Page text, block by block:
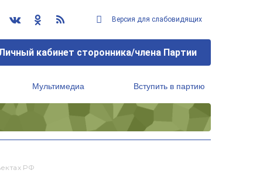
Версия для слабовидящих
кабинет сторонника/члена Партии
Мультимедиа Вступить в партию
РФ